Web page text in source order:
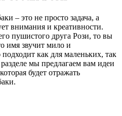
– это не просто задача, а
внимания и креативности.
пушистого друга Рози, то вы
имя звучит мило и
как для маленьких, так
мы предлагаем вам идеи
будет отражать